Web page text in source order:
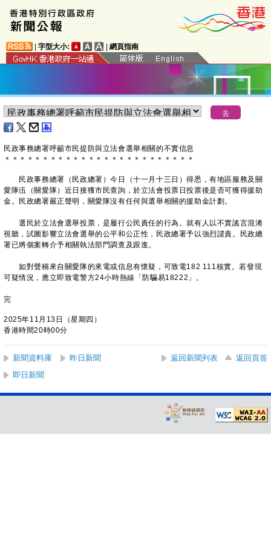
字型大小: 網頁指南
民政事務總署呼籲市民提防與立法會選舉相關的不實信息
＊ ＊ ＊ ＊ ＊ ＊ ＊ ＊ ＊ ＊ ＊ ＊ ＊ ＊ ＊ ＊ ＊ ＊ ＊ ＊ ＊ ＊ ＊ ＊ ＊
​民政事務總署（民政總署）今日（十一月十三日）得悉，有地區服務及關
愛隊伍（關愛隊）近日接獲市民查詢，於立法會投票日投票後是否可獲得援助
金。民政總署嚴正聲明，關愛隊沒有任何與選舉相關的援助金計劃。
選民於立法會選舉投票，是履行公民責任的行為。就有人以不實謠言混淆
視聽，試圖影響立法會選舉的公平和公正性，民政總署予以強烈譴責。民政總
署已將個案轉介予相關執法部門調查及跟進。
如對聲稱來自關愛隊的來電或信息有懷疑，可致電182 111核實。若發現
可疑情況，應立即致電警方24小時熱線「防騙易18222」。
完
2025年11月13日（星期四）
香港時間20時00分
新聞資料庫 昨日新聞 返回新聞列表
返回頁首
即日新聞